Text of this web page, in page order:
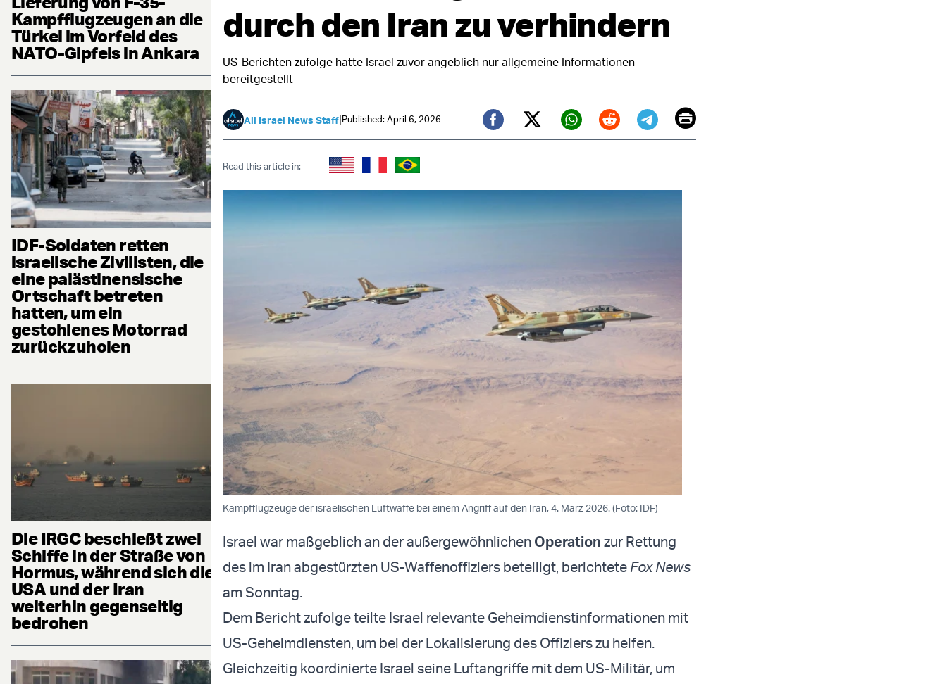
Kampfflugzeugen an die
Türkei im Vorfeld des
NATO-Gipfels in Ankara
IDF-Soldaten retten
israelische Zivilisten, die
eine palästinensische
Ortschaft betreten
hatten, um ein
gestohlenes Motorrad
zurückzuholen
Die IRGC beschießt zwei
Schiffe in der Straße von
Hormus, während sich die
USA und der Iran
weiterhin gegenseitig
bedrohen
durch den Iran zu verhindern
US-Berichten zufolge hatte Israel zuvor angeblich nur allgemeine Informationen
bereitgestellt
All Israel News Staff|Published: April 6, 2026
Facebook
Twitter (X)
Whatsapp
RedditTelegram
EmailPrint
Read this article in:
Kampfflugzeuge der israelischen Luftwaffe bei einem Angriff auf den Iran, 4. März 2026. (Foto: IDF)
Israel war maßgeblich an der außergewöhnlichen Operation zur Rettung
des im Iran abgestürzten US-Waffenoffiziers beteiligt, berichtete Fox News
am Sonntag.
Dem Bericht zufolge teilte Israel relevante Geheimdienstinformationen mit
US-Geheimdiensten, um bei der Lokalisierung des Offiziers zu helfen.
Gleichzeitig koordinierte Israel seine Luftangriffe mit dem US-Militär, um